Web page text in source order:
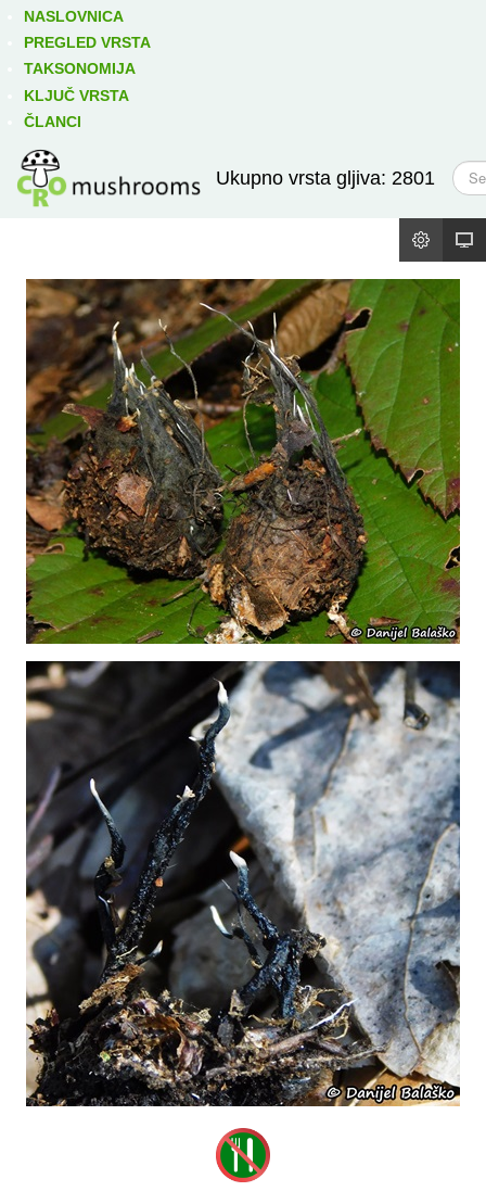
NASLOVNICA
PREGLED VRSTA
TAKSONOMIJA
KLJUČ VRSTA
ČLANCI
Ukupno vrsta gljiva: 2801
T
r
ž
Izravno podređene niže takse: